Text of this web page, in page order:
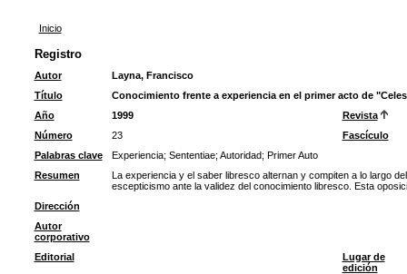
Inicio
Registro
Autor
Layna, Francisco
Título
Conocimiento frente a experiencia en el primer acto de
Año
1999
Revista
Número
23
Fascículo
Palabras clave
Experiencia; Sententiae; Autoridad; Primer Auto
Resumen
La experiencia y el saber libresco alternan y compiten a lo largo
escepticismo ante la validez del conocimiento libresco. Esta
Dirección
Autor
corporativo
Editorial
Lugar de
edición